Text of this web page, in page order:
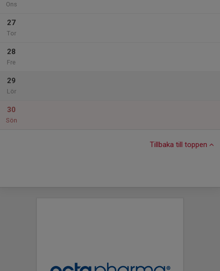
Ons
27
Tor
28
Fre
29
Lör
30
Sön
Tillbaka till toppen